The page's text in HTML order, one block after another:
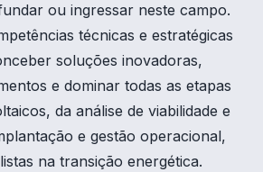
ou ingressar neste campo.
técnicas e estratégicas
soluções inovadoras,
e dominar todas as etapas
da análise de viabilidade e
e gestão operacional,
na transição energética.